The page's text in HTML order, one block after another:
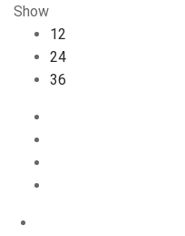
Show
12
24
36